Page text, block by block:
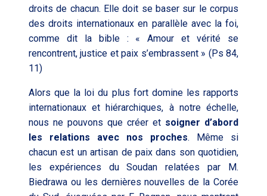
droits de chacun. Elle doit se baser sur le corpus
des droits internationaux en parallèle avec la foi,
comme dit la bible : « Amour et vérité se
rencontrent, justice et paix s’embrassent » (Ps 84,
11)
Alors que la loi du plus fort domine les rapports
internationaux et hiérarchiques, à notre échelle,
nous ne pouvons que créer et soigner d’abord
les relations avec nos proches. Même si
chacun est un artisan de paix dans son quotidien,
les expériences du Soudan relatées par M.
Biedrawa ou les dernières nouvelles de la Corée